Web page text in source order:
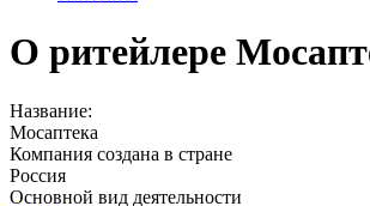
О ритейлере
Название:
Мосаптека
Компания создана в стране
Россия
Основной вид деятельности